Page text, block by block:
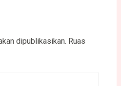
dipublikasikan. Ruas